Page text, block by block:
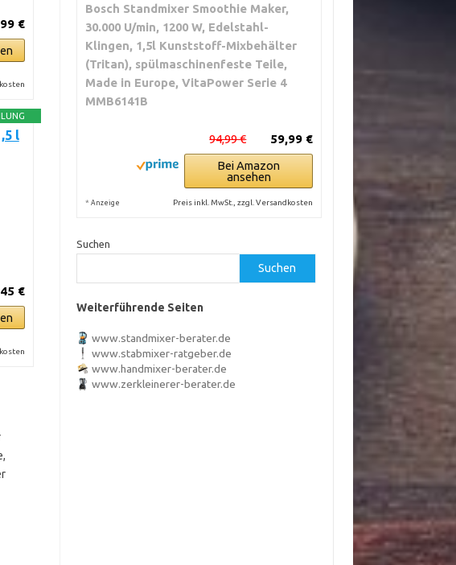
€
l
€
Bosch Standmixer Smoothie Maker,
30.000 U/min, 1200 W, Edelstahl-
Klingen, 1,5l Kunststoff-Mixbehälter
(Tritan), spülmaschinenfeste Teile,
Made in Europe, VitaPower Serie 4
MMB6141B
59,99 €
94,99 €
Bei Amazon
ansehen
* Anzeige Preis inkl. MwSt., zzgl. Versandkosten
Suchen
Suchen
Weiterführende Seiten
www.standmixer-berater.de
www.stabmixer-ratgeber.de
www.handmixer-berater.de
www.zerkleinerer-berater.de